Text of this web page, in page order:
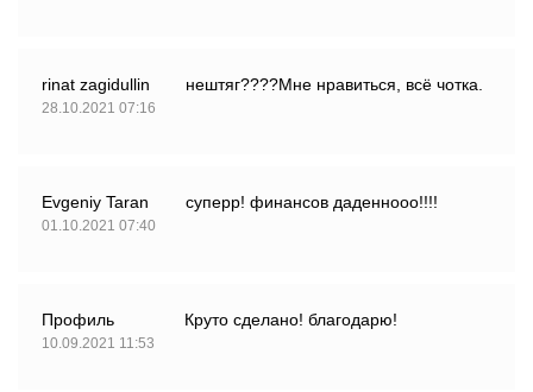
rinat zagidullin
28.10.2021 07:16
нештяг????Мне нравиться, всё чотка.
Evgeniy Taran
01.10.2021 07:40
суперр! финансов даденнооо!!!!
Профиль
10.09.2021 11:53
Круто сделано! благодарю!